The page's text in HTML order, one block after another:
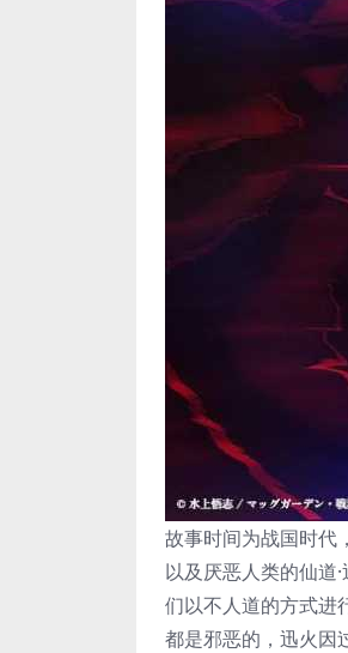
故事时间为战国时代
以及厌恶人类的仙道
们以不人道的方式进
都是邪恶的，迅火因